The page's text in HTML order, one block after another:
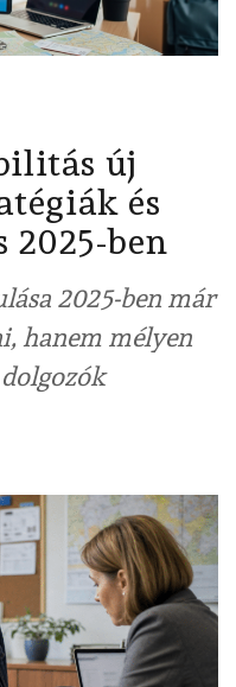
új
és
ben
2025-ben már
hanem mélyen